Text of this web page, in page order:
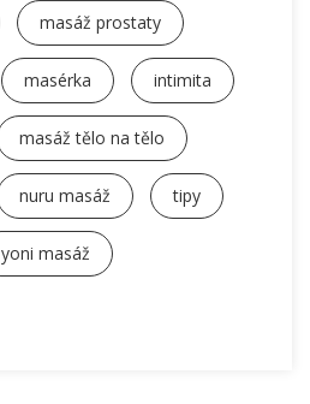
masáž prostaty
masérka intimita
masáž tělo na tělo
nuru masáž tipy
yoni masáž